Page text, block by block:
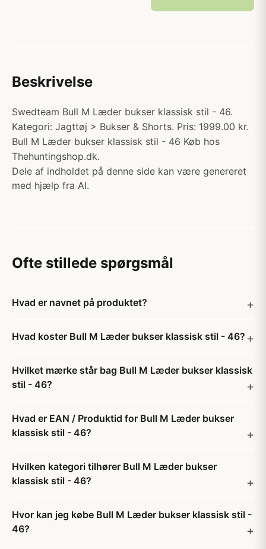
Beskrivelse
Swedteam Bull M Læder bukser klassisk stil - 46.
Kategori: Jagttøj > Bukser & Shorts. Pris: 1999.00 kr.
Bull M Læder bukser klassisk stil - 46 Køb hos
Thehuntingshop.dk.
Dele af indholdet på denne side kan være genereret
med hjælp fra AI.
Ofte stillede spørgsmål
Hvad er navnet på produktet?
Hvad koster Bull M Læder bukser klassisk stil - 46?
Hvilket mærke står bag Bull M Læder bukser klassisk
stil - 46?
Hvad er EAN / Produktid for Bull M Læder bukser
klassisk stil - 46?
Hvilken kategori tilhører Bull M Læder bukser
klassisk stil - 46?
Hvor kan jeg købe Bull M Læder bukser klassisk stil -
46?